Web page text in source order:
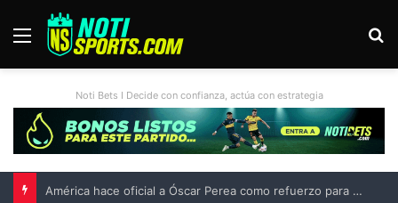
Menú
Noti Bets I Decide con confianza, actúa con estrategia